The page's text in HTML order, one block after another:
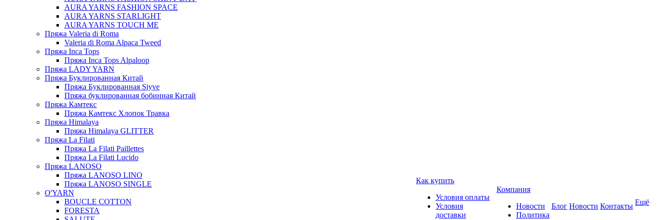
AURA YARNS FASHION SPACE
AURA YARNS STARLIGHT
AURA YARNS TOUCH ME
Пряжа Valeria di Roma
Valeria di Roma Alpaca Tweed
Пряжа Inca Tops
Пряжа Inca Tops Alpaloop
Пряжа LADY YARN
Пряжа Буклированная Китай
Пряжа Буклированная Siyve
Пряжа буклированная бобинная Китай
Пряжа Камтекс
Пряжа Камтекс Хлопок Травка
Пряжа Himalaya
Пряжа Himalaya GLITTER
Пряжа La Filati
Пряжа La Filati Paillettes
Пряжа La Filati Lucido
Пряжа LANOSO
Пряжа LANOSO LINO
Пряжа LANOSO SINGLE
O'YARN
BOUCLE COTTON
FORESTA
Как купить
Условия оплаты
Условия
доставки
Компания
Новости
Политика
Блог Новости Контакты Ещё